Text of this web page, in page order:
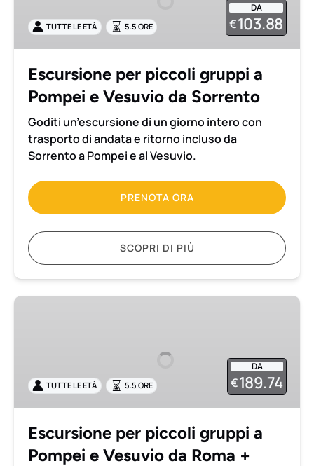
Pompei
e
Sorrento
DA
€103.88
TUTTE LE ETÀ 5.5 ORE
Escursione per piccoli gruppi a
Pompei e Vesuvio da Sorrento
Goditi un’escursione di un giorno intero con
trasporto di andata e ritorno incluso da
Sorrento a Pompei e al Vesuvio.
PRENOTA ORA
SCOPRI DI PIÙ
Escursione
Pompei
e
Roma
DA
€189.74
TUTTE LE ETÀ 5.5 ORE
Escursione per piccoli gruppi a
Pompei e Vesuvio da Roma +